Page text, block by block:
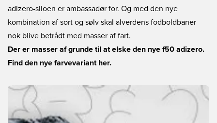
adizero-siloen er ambassadør for. Og med den nye
kombination af sort og sølv skal alverdens fodboldbaner
nok blive betrådt med masser af fart.
Der er masser af grunde til at elske den nye f50 adizero.
Find den nye farvevariant her.